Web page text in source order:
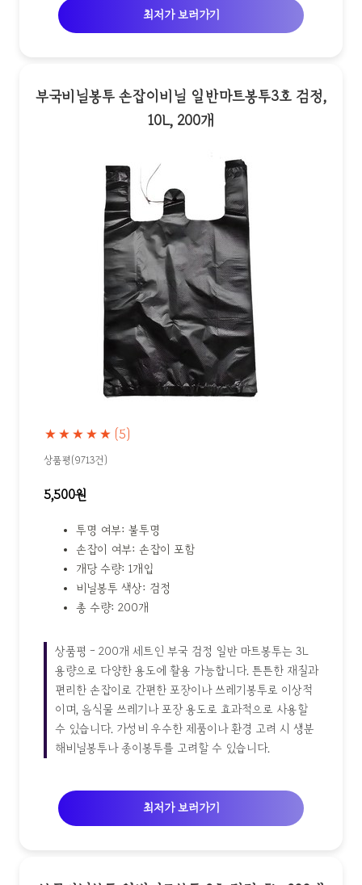
최저가 보러가기
부국비닐봉투 손잡이비닐 일반마트봉투3호 검정,
10L, 200개
★★★★★ (5)
상품평(9713건)
5,500원
투명 여부: 불투명
손잡이 여부: 손잡이 포함
개당 수량: 1개입
비닐봉투 색상: 검정
총 수량: 200개
상품평 - 200개 세트인 부국 검정 일반 마트봉투는 3L
용량으로 다양한 용도에 활용 가능합니다. 튼튼한 재질과
편리한 손잡이로 간편한 포장이나 쓰레기봉투로 이상적
이며, 음식물 쓰레기나 포장 용도로 효과적으로 사용할
수 있습니다. 가성비 우수한 제품이나 환경 고려 시 생분
해비닐봉투나 종이봉투를 고려할 수 있습니다.
최저가 보러가기